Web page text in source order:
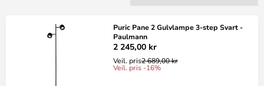
Puric Pane 2 Gulvlampe 3-step Svart -
Paulmann
2 245,00 kr
Veil. pris2 689,00 kr
Veil. pris -16%